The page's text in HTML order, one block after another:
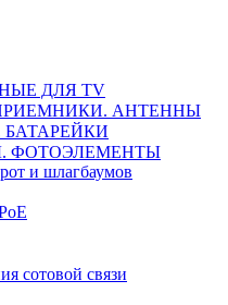
ДЛЯ TV
АНТЕННЫ
БАТАРЕЙКИ
ФОТОЭЛЕМЕНТЫ
и шлагбаумов
сотовой связи